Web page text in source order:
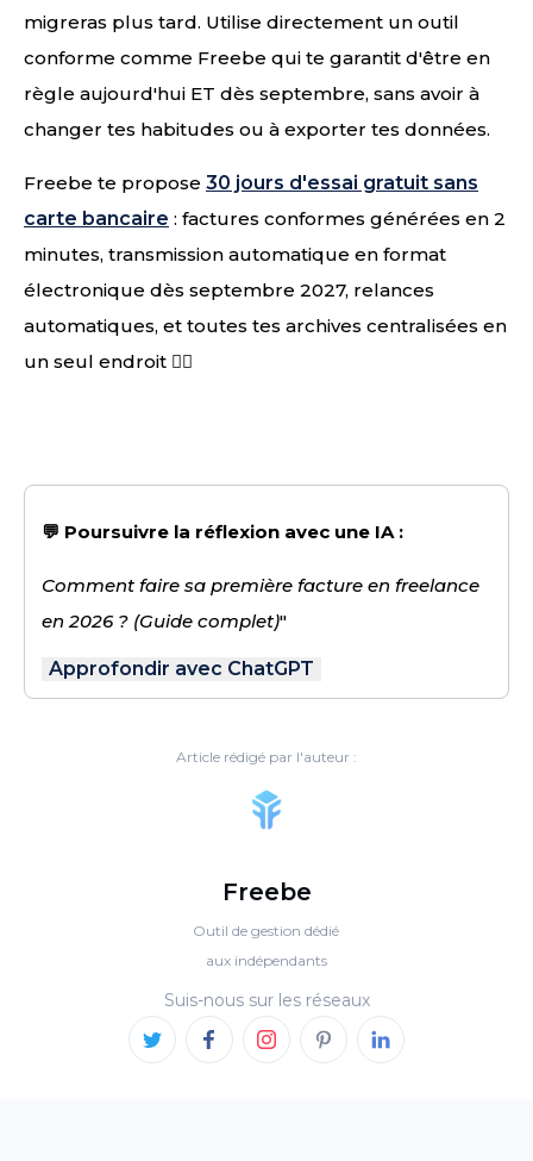
migreras plus tard. Utilise directement un outil
conforme comme Freebe qui te garantit d'être en
règle aujourd'hui ET dès septembre, sans avoir à
changer tes habitudes ou à exporter tes données.
Freebe te propose 30 jours d'essai gratuit sans
carte bancaire : factures conformes générées en 2
minutes, transmission automatique en format
électronique dès septembre 2027, relances
automatiques, et toutes tes archives centralisées en
un seul endroit 👌🏻
💬 Poursuivre la réflexion avec une IA :
Comment faire sa première facture en freelance
en 2026 ? (Guide complet)"
Approfondir avec ChatGPT
Article rédigé par l'auteur :
Freebe
Outil de gestion dédié
aux indépendants
Suis-nous sur les réseaux